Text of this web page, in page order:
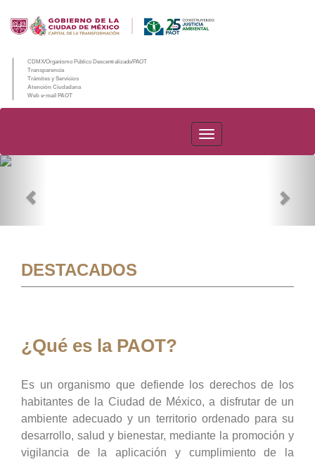
CDMX/Organismo Público Descentralizado/PAOT
Transparencia
Trámites y Servicios
Atención Ciudadana
Web e-mail PAOT
PAOT
DESTACADOS
¿Qué es la PAOT?
Es un organismo que defiende los derechos de los
habitantes de la Ciudad de México, a disfrutar de un
ambiente adecuado y un territorio ordenado para su
desarrollo, salud y bienestar, mediante la promoción y
vigilancia de la aplicación y cumplimiento de la